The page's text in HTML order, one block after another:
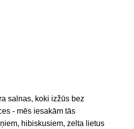
salnas, koki izžūs bez
- mēs iesakām tās
hibiskusiem, zelta lietus